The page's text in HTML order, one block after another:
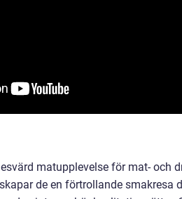
matupplevelse för mat- och
de en förtrollande smakresa